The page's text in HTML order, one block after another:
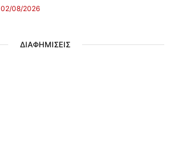
02/08/2026
ΔΙΑΦΗΜΙΣΕΙΣ